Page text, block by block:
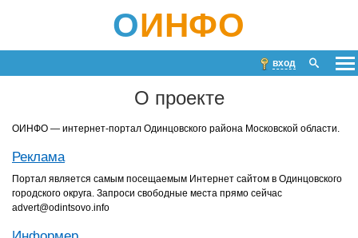
ОИНФО
вход
О проекте
ОИНФО — интернет-портал Одинцовского района Московской области.
Реклама
Портал является самым посещаемым Интернет сайтом в Одинцовского
городского округа. Запроси свободные места прямо сейчас
advert@odintsovo.info